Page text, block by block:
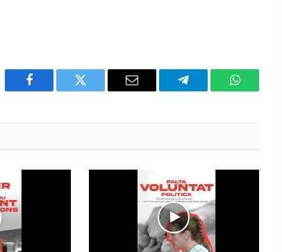
Facebook Twitter Email Telegram WhatsApp